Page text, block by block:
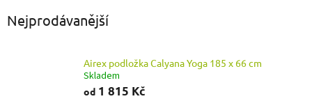
Nejprodávanější
Airex podložka Calyana Yoga 185 x 66 cm
Skladem
od 1 815 Kč